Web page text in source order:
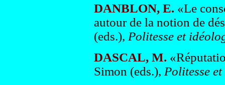
DANBLON, E. «Le
autour de la notion de
(eds.), Politesse et
DASCAL, M.
Simon (eds.), Politesse